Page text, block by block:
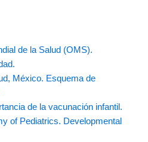
de la Salud (OMS).
México. Esquema de
de la vacunación infantil.
of Pediatrics. Developmental